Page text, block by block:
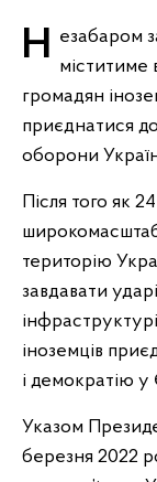
Незабаром запрацює сайт fightforua.org, який міститиме
громадян
приєднатися
оборони
Після того як
територію
завдавати
іноземців
і демократію у
Указом
березня 2022